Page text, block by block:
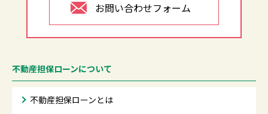
お問い合わせフォーム
不動産担保ローンについて
不動産担保ローンとは